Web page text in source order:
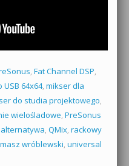
, Fat Channel DSP,
64x64, mikser dla
do studia projektowego,
wielośladowe, PreSonus
alternatywa, QMix, rackowy
wróblewski, universal